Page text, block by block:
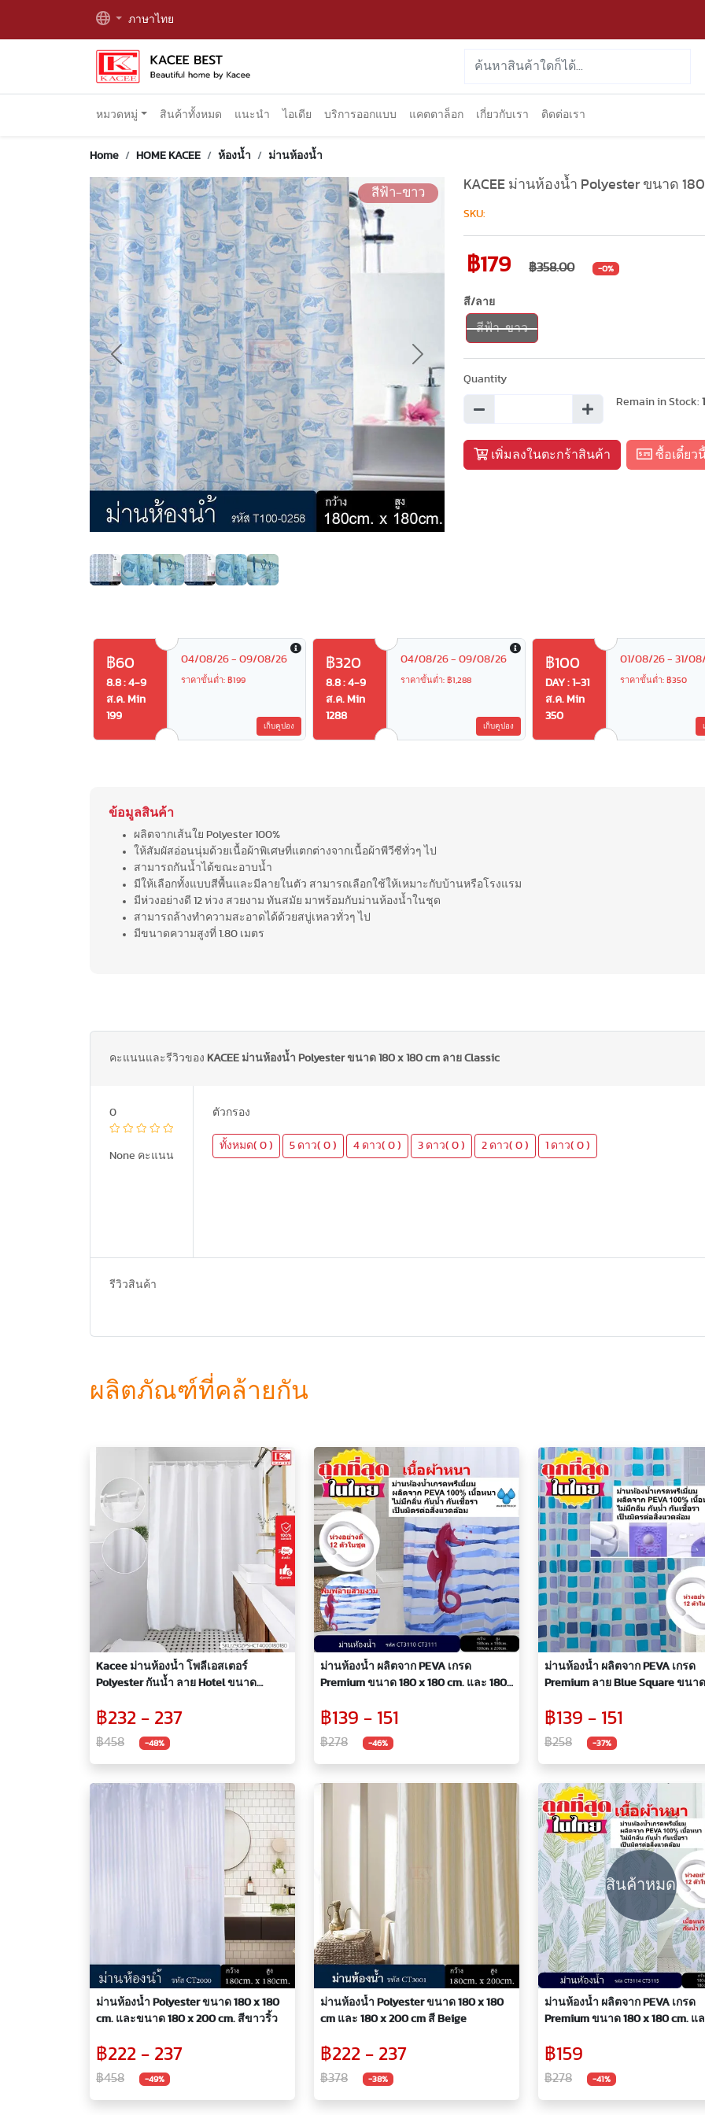
ภาษาไทย
หมวดหมู่ สินค้าทั้งหมด แนะนำ ไอเดีย บริการออกแบบ แคตตาล็อก เกี่ยวกับเรา ติดต่อเรา
Home HOME KACEE ห้องน้ำ ม่านห้องน้ำ
สีฟ้า-ขาว
Previous Next
KACEE ม่านห้องน้ำ Polyester ขนาด
SKU:
฿179 ฿358.00 -0%
สี/ลาย
สีฟ้า-ขาว
Quantity
Remain in Stock:
เพิ่มลงในตะกร้าสินค้า ซื้อเดี๋ยว
฿60
8.8 : 4-9
ส.ค. Min
199
04/08/26 - 09/08/26
ราคาขั้นต่ำ: ฿199
เก็บคูปอง
฿320
8.8 : 4-9
ส.ค. Min
1288
04/08/26 - 09/08/26
ราคาขั้นต่ำ: ฿1,288
เก็บคูปอง
฿100
DAY : 1-31
ส.ค. Min
350
01/08/26 - 31/
ราคาขั้นต่ำ: ฿350
ข้อมูลสินค้า
ผลิตจากเส้นใย Polyester 100%
ให้สัมผัสอ่อนนุ่มด้วยเนื้อผ้าพิเศษที่แตกต่างจากเนื้อผ้าพีวีซีทั่วๆ ไป
สามารถกันน้ำได้ขณะอาบน้ำ
มีให้เลือกทั้งแบบสีพื้นและมีลายในตัว สามารถเลือกใช้ให้เหมาะกับบ้านหรือโรงแรม
มีห่วงอย่างดี 12 ห่วง สวยงาม ทันสมัย มาพร้อมกับม่านห้องน้ำในชุด
สามารถล้างทำความสะอาดได้ด้วยสบู่เหลวทั่วๆ ไป
มีขนาดความสูงที่ 1.80 เมตร
คะแนนและรีวิวของ KACEE ม่านห้องน้ำ Polyester ขนาด 180 x 180 cm ลาย Classic
0
None คะแนน
ตัวกรอง
ทั้งหมด( 0 ) 5 ดาว( 0 ) 4 ดาว( 0 ) 3 ดาว( 0 ) 2 ดาว( 0 ) 1 ดาว( 0 )
รีวิวสินค้า
ผลิตภัณฑ์ที่คล้ายกัน
Kacee ม่านห้องน้ำ โพลีเอสเตอร์
Polyester กันน้ำ ลาย Hotel ขนาด
฿232 - 237
฿458 -48%
ม่านห้องน้ำ ผลิตจาก PEVA เกรด
Premium ขนาด 180 x 180 cm. และ 180
฿139 - 151
฿278 -46%
ม่านห้องน้ำ ผลิตจาก PEVA เกรด
Premium ลาย Blue Square ขนา
฿139 - 151
฿258 -37%
ม่านห้องน้ำ Polyester ขนาด 180 x 180
cm. และขนาด 180 x 200 cm. สีขาวริ้ว
฿222 - 237
฿458 -49%
ม่านห้องน้ำ Polyester ขนาด 180 x 180
cm และ 180 x 200 cm สี Beige
฿222 - 237
฿378 -38%
สินค้าหมด
ม่านห้องน้ำ ผลิตจาก PEVA เกรด
Premium ขนาด 180 x 180 cm. และ 180
฿159
฿278 -41%